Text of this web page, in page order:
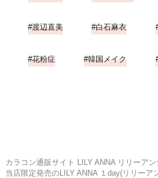
渡辺直美 白石麻衣
花粉症 韓国メイク
カラコン通販サイト LILY ANNA リリーアン
当店限定発売のLILY ANNA １day(リリーア